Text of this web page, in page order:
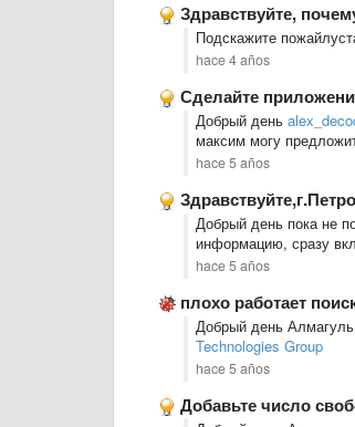
Здравствуйте,
Подскажите
hace 4 años
Сделайте
Добрый день
максим могу
hace 5 años
Добрый день пока не
информацию, сразу
hace 5 años
плохо работает
Добрый день
Technologies Group
hace 5 años
Добавьте число